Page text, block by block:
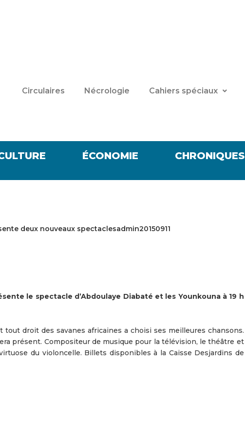
Circulaires Nécrologie Cahiers spéciaux
ÉCONOMIE
CHRONIQUES
deux nouveaux spectaclesadmin20150911
le spectacle d’Abdoulaye Diabaté et les Younkouna à 19 h
tout droit des savanes africaines a choisi ses meilleures chansons.
présent. Compositeur de musique pour la télévision, le théâtre et
du violoncelle. Billets disponibles à la Caisse Desjardins de